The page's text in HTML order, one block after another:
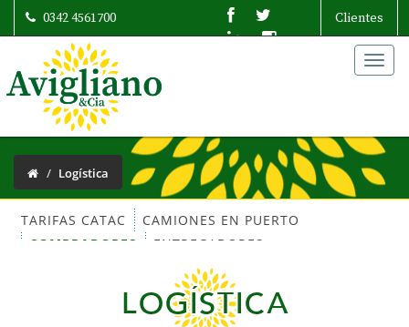
0342 4561700 Clientes
Logística
TARIFAS CATAC
CAMIONES EN PUERTO
COMPRADORES
ENTREGADORES
LOGÍSTICA